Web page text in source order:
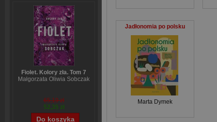
Fiolet. Kolory zła. Tom 7
Małgorzata Oliwia Sobczak
65,19 zł
52,35 zł
Jadłonomia po polsku
Marta Dymek